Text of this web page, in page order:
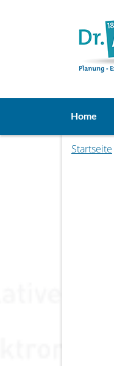
Home
Startseite